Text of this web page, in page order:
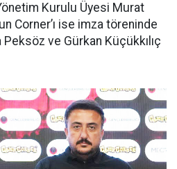
Kurulu Üyesi Murat
Corner’ı ise imza töreninde
ve Gürkan Küçükkılıç